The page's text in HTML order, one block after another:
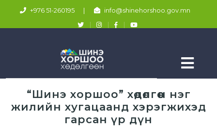
+976 51-260195 | info@shinehorshoo.gov.mn
“Шинэ хоршоо” хөдөлгөөн нэг
жилийн хугацаанд хэрэгжихэд
гарсан үр дүн